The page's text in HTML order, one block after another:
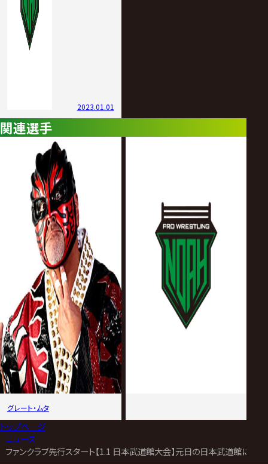
2023.01.01
関連選手
グレート・ムタ
トップページ
ニュース
ファンクラブ先行スタート【1.1 日本武道館大会】元日の日本武道館に